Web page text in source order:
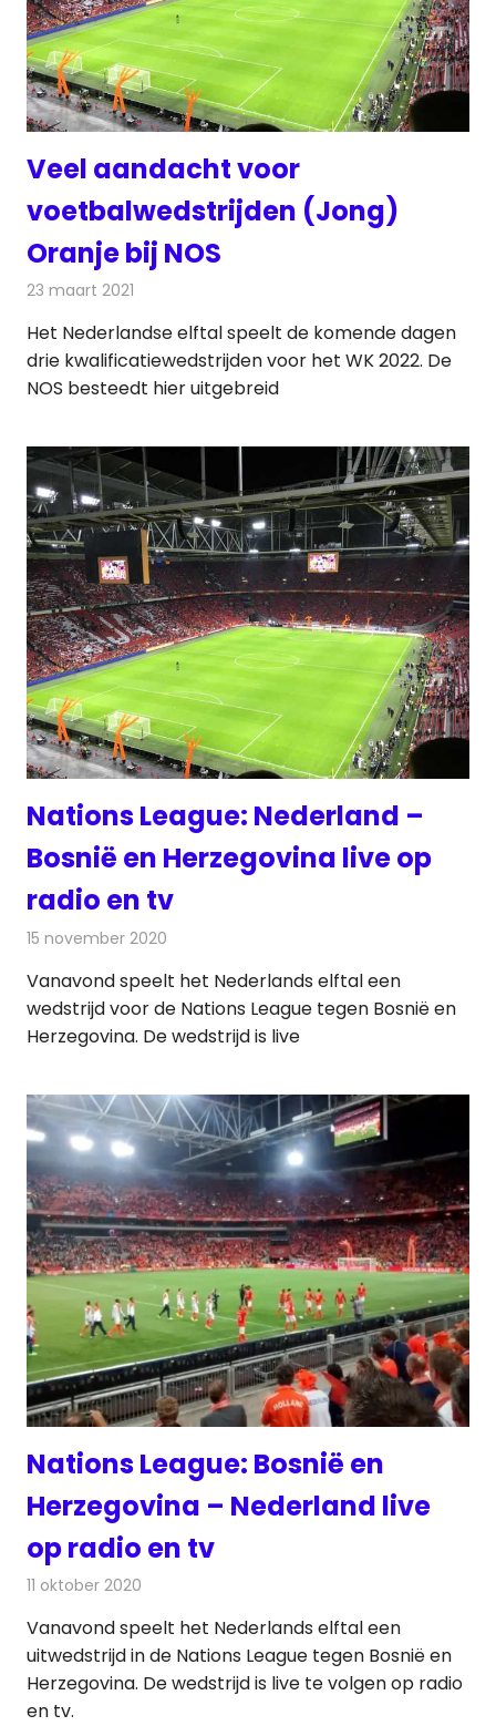
Veel aandacht voor
voetbalwedstrijden (Jong)
Oranje bij NOS
23 maart 2021
Het Nederlandse elftal speelt de komende dagen
drie kwalificatiewedstrijden voor het WK 2022. De
NOS besteedt hier uitgebreid
Nations League: Nederland –
Bosnië en Herzegovina live op
radio en tv
15 november 2020
Vanavond speelt het Nederlands elftal een
wedstrijd voor de Nations League tegen Bosnië en
Herzegovina. De wedstrijd is live
Nations League: Bosnië en
Herzegovina – Nederland live
op radio en tv
11 oktober 2020
Vanavond speelt het Nederlands elftal een
uitwedstrijd in de Nations League tegen Bosnië en
Herzegovina. De wedstrijd is live te volgen op radio
en tv.